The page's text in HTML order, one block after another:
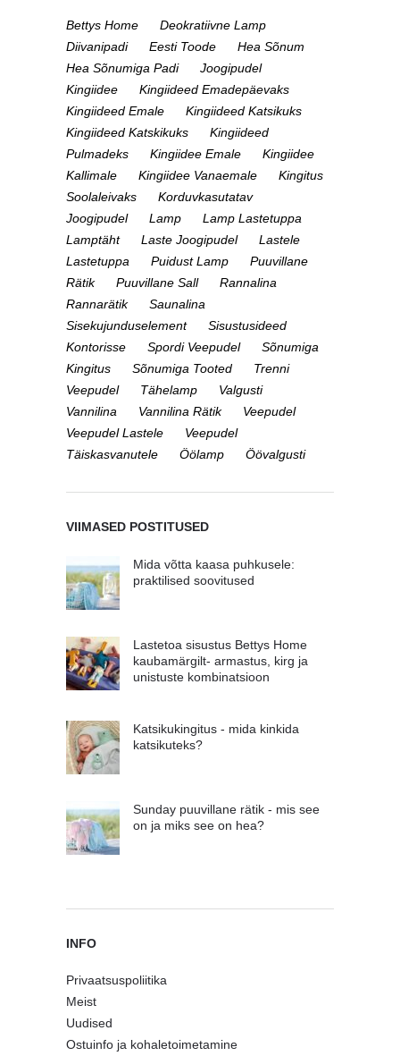
Bettys Home
Deokratiivne Lamp
Diivanipadi
Eesti Toode
Hea Sõnum
Hea Sõnumiga Padi
Joogipudel
Kingiidee
Kingiideed Emadepäevaks
Kingiideed Emale
Kingiideed Katsikuks
Kingiideed Katskikuks
Kingiideed
Pulmadeks
Kingiidee Emale
Kingiidee
Kallimale
Kingiidee Vanaemale
Kingitus
Soolaleivaks
Korduvkasutatav
Joogipudel
Lamp
Lamp Lastetuppa
Lamptäht
Laste Joogipudel
Lastele
Lastetuppa
Puidust Lamp
Puuvillane
Rätik
Puuvillane Sall
Rannalina
Rannarätik
Saunalina
Sisekujunduselement
Sisustusideed
Kontorisse
Spordi Veepudel
Sõnumiga
Kingitus
Sõnumiga Tooted
Trenni
Veepudel
Tähelamp
Valgusti
Vannilina
Vannilina Rätik
Veepudel
Veepudel Lastele
Veepudel
Täiskasvanutele
Öölamp Öövalgusti
VIIMASED POSTITUSED
Mida võtta kaasa puhkusele:
praktilised soovitused
Lastetoa sisustus Bettys Home
kaubamärgilt- armastus, kirg ja
unistuste kombinatsioon
Katsikukingitus - mida kinkida
katsikuteks?
Sunday puuvillane rätik - mis see
on ja miks see on hea?
INFO
Privaatsuspoliitika
Meist
Uudised
Ostuinfo ja kohaletoimetamine